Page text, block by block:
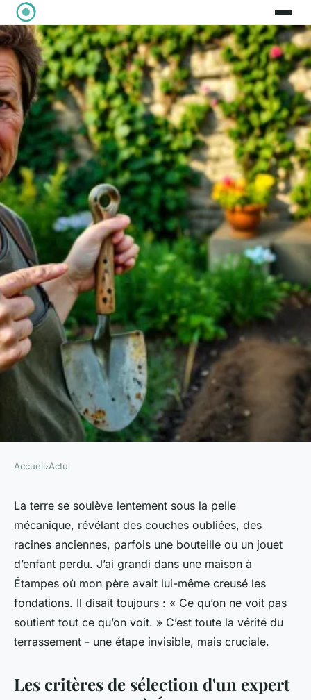
Top conseils pour dénicher le
meilleur terrassier à Étampes
Lambert• 05/05/2026 08:18•10 min de lecture
Accueil›Actu
La terre se soulève lentement sous la pelle
mécanique, révélant des couches oubliées, des
racines anciennes, parfois une bouteille ou un jouet
d’enfant perdu. J’ai grandi dans une maison à
Étampes où mon père avait lui-même creusé les
fondations. Il disait toujours : « Ce qu’on ne voit pas
soutient tout ce qu’on voit. » C’est toute la vérité du
terrassement - une étape invisible, mais cruciale.
Les critères de sélection d'un expert